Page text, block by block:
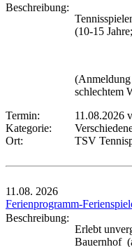
Beschreibung:
(10-15
schlechtem
Termin:
11.08.2026
Kategorie:
Ort:
TSV
11.08. 2026
Ferienprogramm-
Beschreibung:
Erlebt
Bauernhof